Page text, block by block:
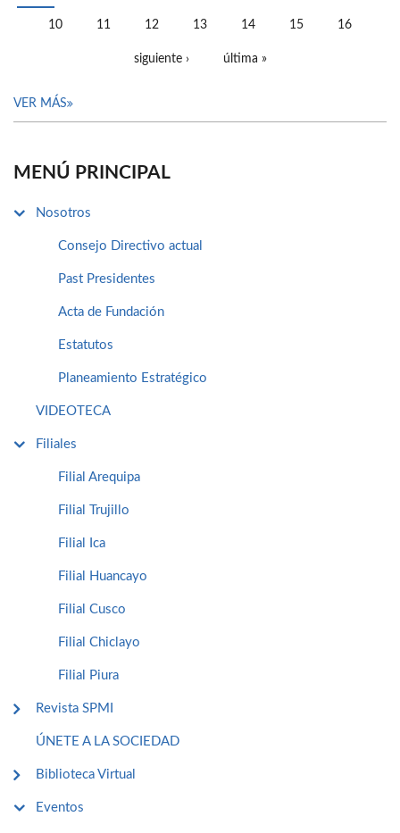
PÁGINAS
10 11 12 13 14 15 16
siguiente › última »
VER MÁS
MENÚ PRINCIPAL
Nosotros
Consejo Directivo actual
Past Presidentes
Acta de Fundación
Estatutos
Planeamiento Estratégico
VIDEOTECA
Filiales
Filial Arequipa
Filial Trujillo
Filial Ica
Filial Huancayo
Filial Cusco
Filial Chiclayo
Filial Piura
Revista SPMI
ÚNETE A LA SOCIEDAD
Biblioteca Virtual
Eventos